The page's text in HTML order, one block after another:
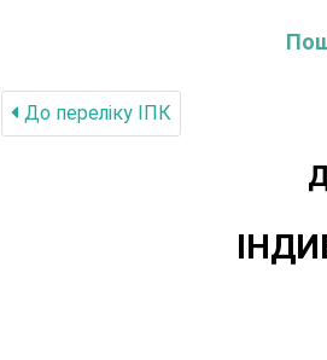
До переліку IПК